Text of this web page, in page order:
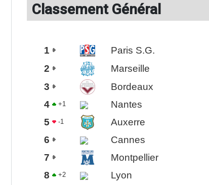
Classement Général
1
Paris S.G.
2
Marseille
3
Bordeaux
4
+1 Nantes
5
-1 Auxerre
6
Cannes
7
Montpellier
8
+2 Lyon